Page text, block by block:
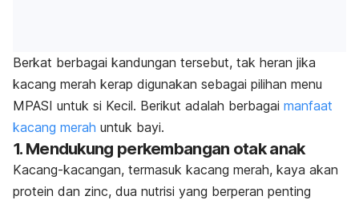
Berkat berbagai kandungan tersebut, tak heran jika
kacang merah kerap digunakan sebagai pilihan menu
MPASI untuk si Kecil. Berikut adalah berbagai manfaat
kacang merah untuk bayi.
1. Mendukung perkembangan otak anak
Kacang-kacangan, termasuk kacang merah, kaya akan
protein dan zinc, dua nutrisi yang berperan penting